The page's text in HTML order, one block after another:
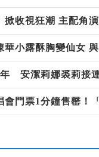
掀收視狂潮 主配角
華小露酥胸變仙女
安潔莉娜裘莉接
會門票1分鐘售罄！